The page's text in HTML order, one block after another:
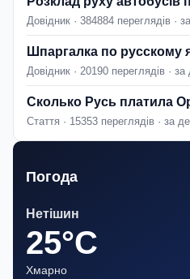
Довідник · 384884 переглядів ·
Шпаргалка по русскому
Довідник · 20190 переглядів ·
Сколько Русь платила
Стаття · 15353 переглядів · за
Погода
Нетішин
25°C
Хмарно